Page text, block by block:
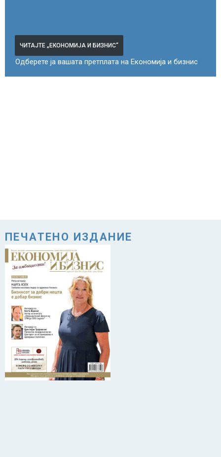
ЧИТАЈТЕ „ЕКОНОМИЈА И БИЗНИС“
Одберете ја вашата претплата на Економија и бизнис
ПЕЧАТЕНО ИЗДАНИЕ